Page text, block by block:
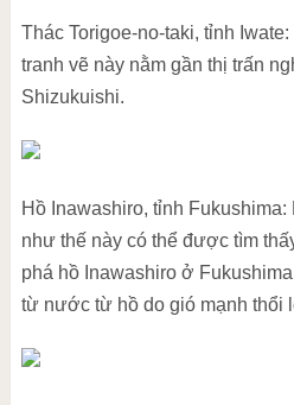
Thác Torigoe-no-taki, tỉnh
tranh vẽ này nằm gần thị trấn
Shizukuishi.
Hồ Inawashiro, tỉnh
như thế này có thể được tìm
phá hồ Inawashiro ở
từ nước từ hồ do gió mạnh thổi